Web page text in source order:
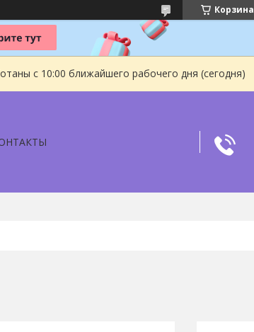
Корзина
с 10:00 ближайшего рабочего дня (сегодня)